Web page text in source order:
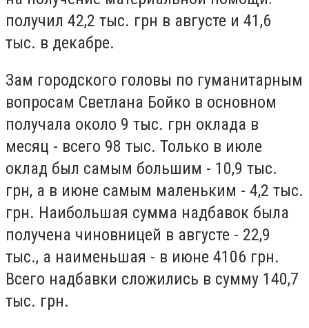
получил 42,2 тыс. грн в августе и 41,6
тыс. в декабре.
Зам городского головы по гуманитарным
вопросам Светлана Бойко в основном
получала около 9 тыс. грн оклада в
месяц - всего 98 тыс. Только в июле
оклад был самым большим - 10,9 тыс.
грн, а в июне самым маленьким - 4,2 тыс.
грн. Наибольшая сумма надбавок была
получена чиновницей в августе - 22,9
тыс., а наименьшая - в июне 4106 грн.
Всего надбавки сложились в сумму 140,7
тыс. грн.